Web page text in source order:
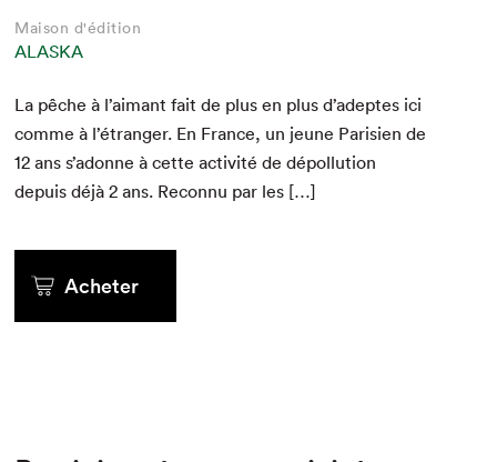
Maison d'édition
ALASKA
La pêche à l’aimant fait de plus en plus d’adeptes ici
comme à l’étranger. En France, un jeune Parisien de
12 ans s’adonne à cette activ­ité de dépol­lu­tion
depuis déjà2 ans. Recon­nu par les […]
Acheter